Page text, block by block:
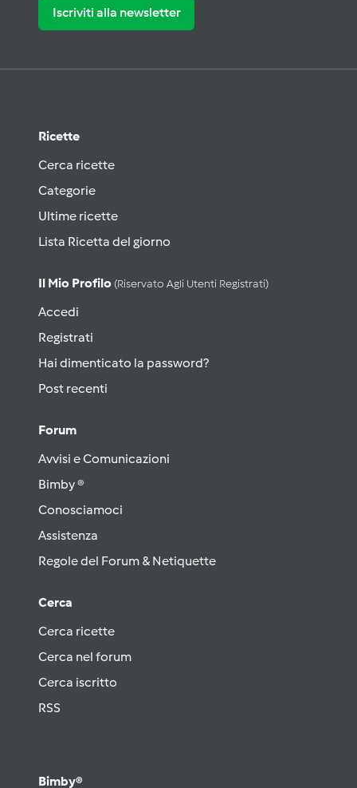
Iscriviti alla newsletter
Ricette
Cerca ricette
Categorie
Ultime ricette
Lista Ricetta del giorno
Il Mio Profilo (riservato Agli Utenti Registrati)
Accedi
Registrati
Hai dimenticato la password?
Post recenti
Forum
Avvisi e Comunicazioni
Bimby ®
Conosciamoci
Assistenza
Regole del Forum & Netiquette
Cerca
Cerca ricette
Cerca nel forum
Cerca iscritto
RSS
Bimby®